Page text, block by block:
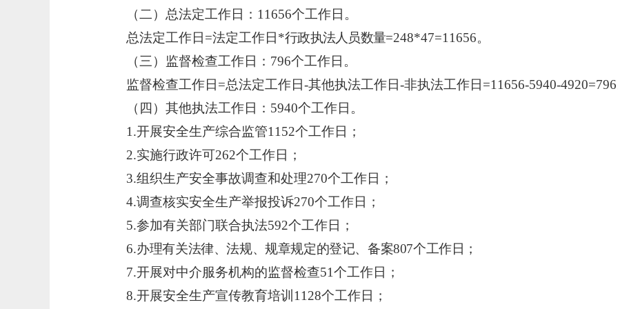
（二）总法定工作日： 11656个工作日。
总法定工作日 =法定工作日*行政执法人员数量=248*47=11656。
（三）监督检查工作日： 796个工作日。
监督检查工作日 =总法定工作日-其他执法工作日-非执法工作日=11656-5940-
（四）其他执法工作日： 5940个工作日。
1.开展安全生产综合监管1152个工作日；
2.实施行政许可262个工作日；
3.组织生产安全事故调查和处理270个工作日；
4.调查核实安全生产举报投诉270个工作日；
5.参加有关部门联合执法592个工作日；
6.办理有关法律、法规、规章规定的登记、备案807个工作日 ；
7.开展对中介服务机构的监督检查51个工作日；
8.开展安全生产宣传教育培训1128个工作日；